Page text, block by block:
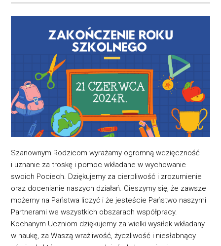
Szanownym Rodzicom wyrażamy ogromną wdzięczność
i uznanie za troskę i pomoc wkładane w wychowanie
swoich Pociech. Dziękujemy za cierpliwość i zrozumienie
oraz docenianie naszych działań. Cieszymy się, że zawsze
możemy na Państwa liczyć i że jesteście Państwo naszymi
Partnerami we wszystkich obszarach współpracy.
Kochanym Uczniom dziękujemy za wielki wysiłek wkładany
w naukę, za Waszą wrażliwość, życzliwość i niesłabnący